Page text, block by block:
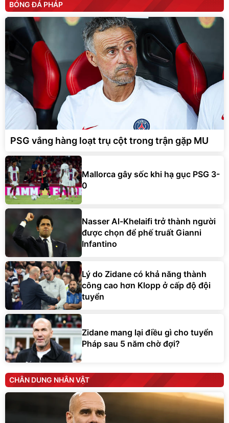
BÓNG ĐÁ PHÁP
PSG vắng hàng loạt trụ cột trong trận gặp MU
Mallorca gây sốc khi hạ gục PSG 3-
0
Nasser Al-Khelaifi trở thành người
được chọn để phế truất Gianni
Infantino
Lý do Zidane có khả năng thành
công cao hơn Klopp ở cấp độ đội
tuyển
Zidane mang lại điều gì cho tuyển
Pháp sau 5 năm chờ đợi?
CHÂN DUNG NHÂN VẬT